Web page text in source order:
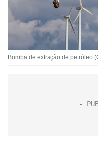
Bomba de extração de petróleo